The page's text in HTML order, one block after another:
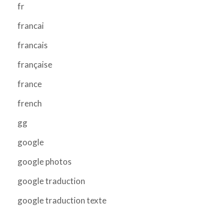
fr
francai
francais
française
france
french
gg
google
google photos
google traduction
google traduction texte